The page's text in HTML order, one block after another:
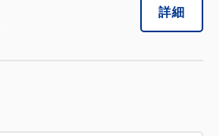
詳細